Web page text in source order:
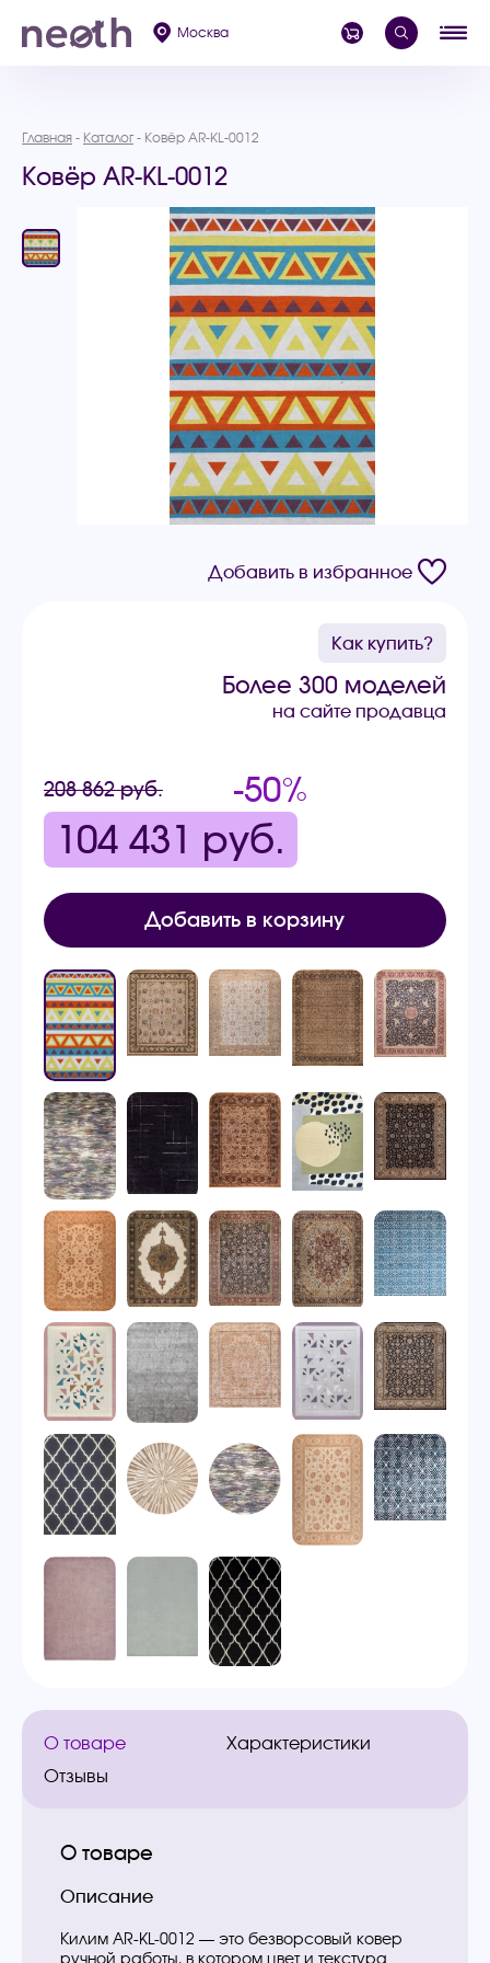
Москва
Главная Каталог Ковёр AR-KL-0012
Ковёр AR-KL-0012
Добавить в избранное
Как купить?
Более 300 моделей
на сайте продавца
208 862 руб. -50%
104 431 руб.
Добавить в корзину
О товаре
Характеристики
Отзывы
О товаре
Описание
Килим AR-KL-0012 — это безворсовый ковер
ручной работы, в котором цвет и текстура